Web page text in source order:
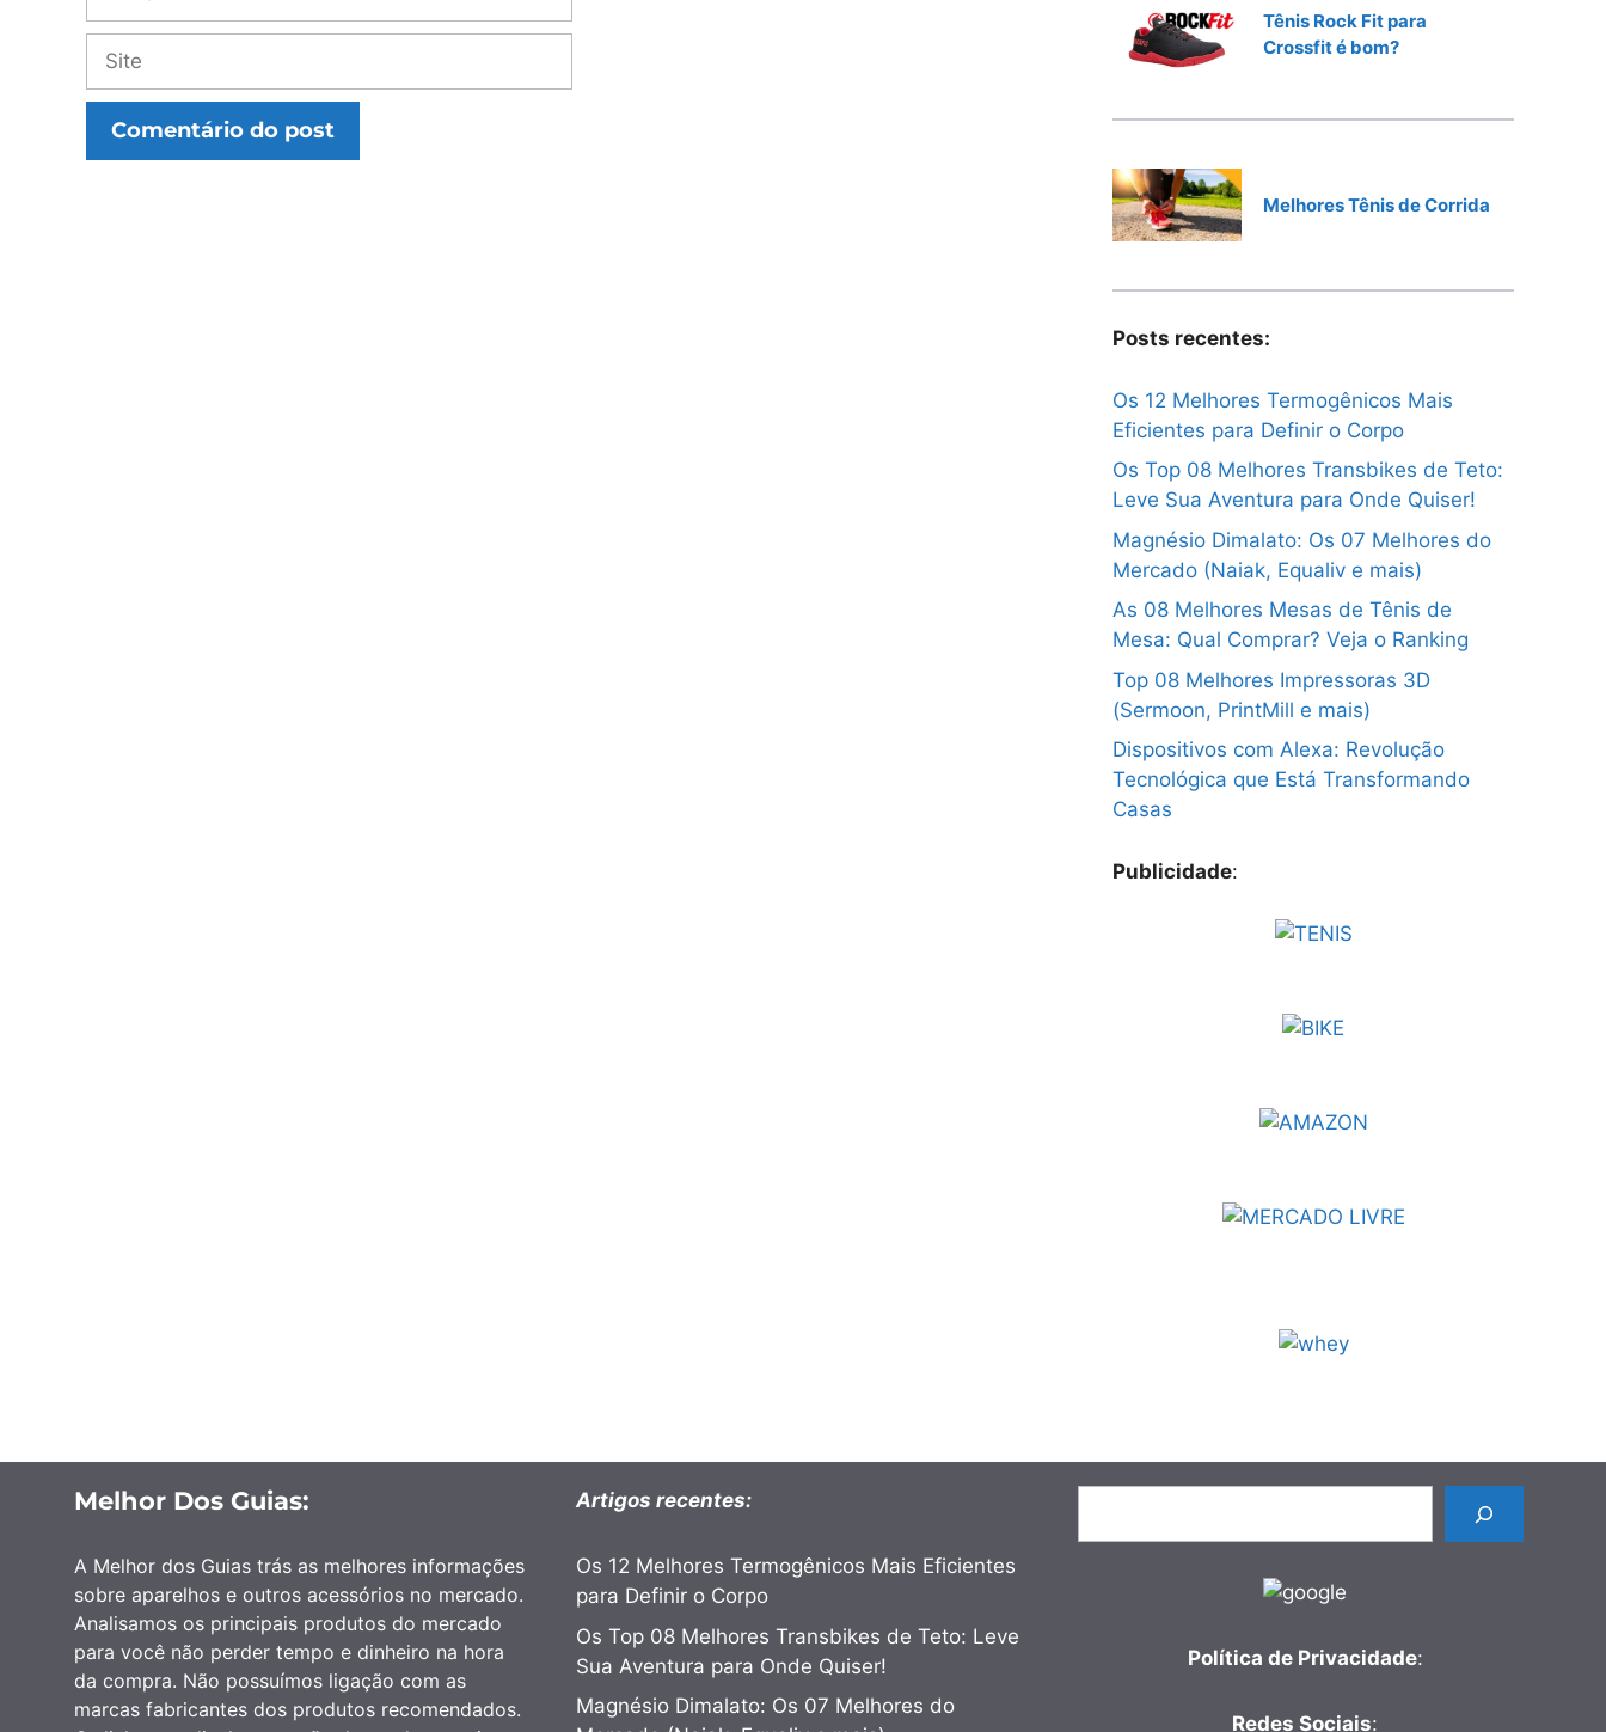
Site
Tênis Rock Fit para
Crossfit é bom?
Melhores Tênis de Corrida
Posts recentes:
Os 12 Melhores Termogênicos Mais
Eficientes para Definir o Corpo
Os Top 08 Melhores Transbikes de Teto:
Leve Sua Aventura para Onde Quiser!
Magnésio Dimalato: Os 07 Melhores do
Mercado (Naiak, Equaliv e mais)
As 08 Melhores Mesas de Tênis de
Mesa: Qual Comprar? Veja o Ranking
Top 08 Melhores Impressoras 3D
(Sermoon, PrintMill e mais)
Dispositivos com Alexa: Revolução
Tecnológica que Está Transformando
Casas
Publicidade:
Melhor Dos Guias:
A Melhor dos Guias trás as melhores informações
sobre aparelhos e outros acessórios no mercado.
Analisamos os principais produtos do mercado
para você não perder tempo e dinheiro na hora
da compra. Não possuímos ligação com as
marcas fabricantes dos produtos recomendados.
Artigos recentes:
Os 12 Melhores Termogênicos Mais Eficientes
para Definir o Corpo
Os Top 08 Melhores Transbikes de Teto: Leve
Sua Aventura para Onde Quiser!
Magnésio Dimalato: Os 07 Melhores do
Política de Privacidade:
Redes Sociais: